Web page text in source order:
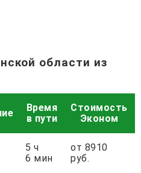
области из
Время
в пути
Стоимость
Эконом
5 ч
6 мин
от 8910
руб.